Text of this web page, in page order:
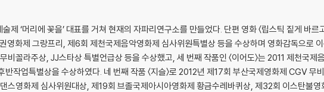
제 ‘머리에 꽃을’ 대표를 거쳐 현재의 자파리연구소를 만들었다. 단편 영화 〈립스틱 짙게 바르
권영화제 그랑프리, 제6회 제천국제음악영화제 심사위원특별상 등을 수상하며 영화감독으로
비꼴라주상, JJ스타상 특별언급상 등을 수상했고, 세 번째 작품인 〈이어도〉는 2011 제천국
작업특별상을 수상하였다. 네 번째 작품 〈지슬〉로 2012년 제17회 부산국제영화제 CGV 무
스영화제 심사위원대상, 제19회 브졸국제아시아영화제 황금수레바퀴상, 제32회 이스탄불영